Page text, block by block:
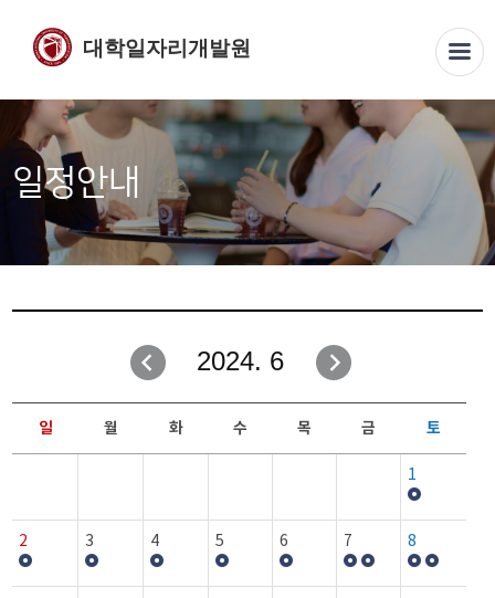
대학일자리개발원
일정안내
2024. 6
일 월 화 수 목 금 토
1
2 3 4 5 6 7 8